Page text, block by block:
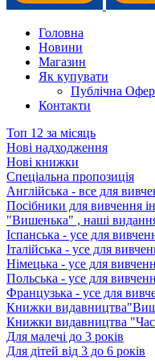
Головна
Новини
Магазин
Як купувати
Публічна
Контакти
Топ 12 за місяць
Нові надходження
Нові книжки
Спеціальна пропозиція
Англійська - все для
Посібники для вивчення
"Вишенька" , наші
Іспанська - усе для
Італійська - усе для
Німецька - усе для
Польська - усе для
Французька - усе для
Книжки
Книжки видавництва
Для малечі до 3 років
Для дітей від 3 до 6 років